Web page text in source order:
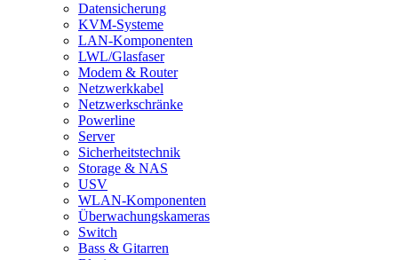
Datensicherung
KVM-Systeme
LAN-Komponenten
LWL/Glasfaser
Modem & Router
Netzwerkkabel
Netzwerkschränke
Powerline
Server
Sicherheitstechnik
Storage & NAS
USV
WLAN-Komponenten
Überwachungskameras
Switch
Bass & Gitarren